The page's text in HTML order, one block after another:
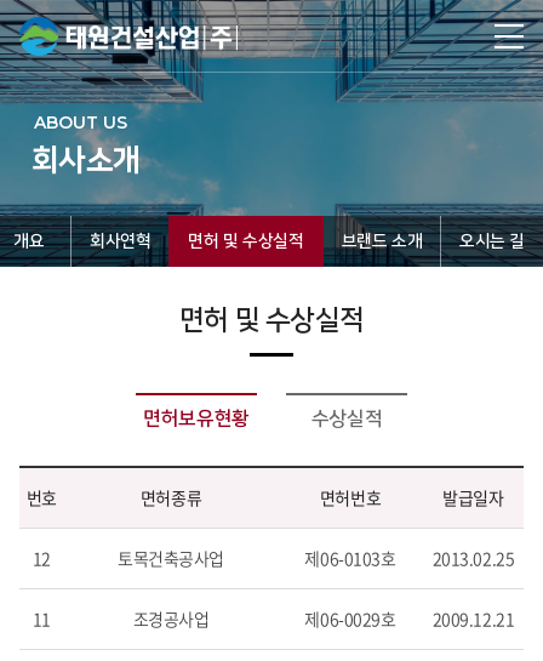
ABOUT US
회사소개
개요 회사연혁 면허 및 수상실적 브랜드 소개 오시는 길
면허 및 수상실적
면허보유현황 수상실적
번호 면허종류 면허번호 발급일자
12 토목건축공사업 제06-0103호 2013.02.25
11 조경공사업 제06-0029호 2009.12.21